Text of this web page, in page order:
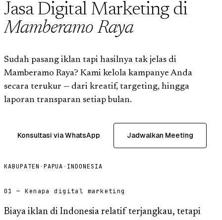
Jasa Digital Marketing di
Mamberamo Raya
Sudah pasang iklan tapi hasilnya tak jelas di
Mamberamo Raya? Kami kelola kampanye Anda
secara terukur — dari kreatif, targeting, hingga
laporan transparan setiap bulan.
Konsultasi via WhatsApp Jadwalkan Meeting
KABUPATEN ·PAPUA · INDONESIA
01 — Kenapa digital marketing
Biaya iklan di Indonesia relatif terjangkau, tetapi